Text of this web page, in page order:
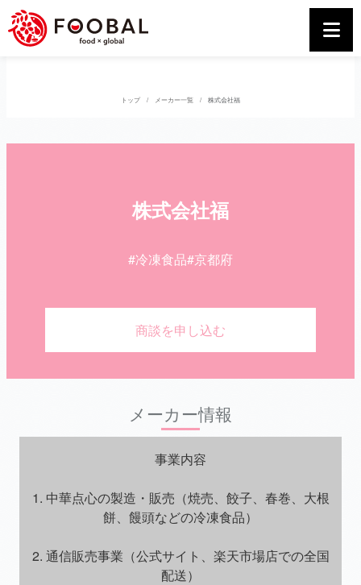
トップ メーカー一覧 株式会社福
株式会社福
#冷凍食品#京都府
商談を申し込む
メーカー情報
事業内容
1. 中華点心の製造・販売（焼売、餃子、春巻、大根
餅、饅頭などの冷凍食品）
2. 通信販売事業（公式サイト、楽天市場店での全国
配送）